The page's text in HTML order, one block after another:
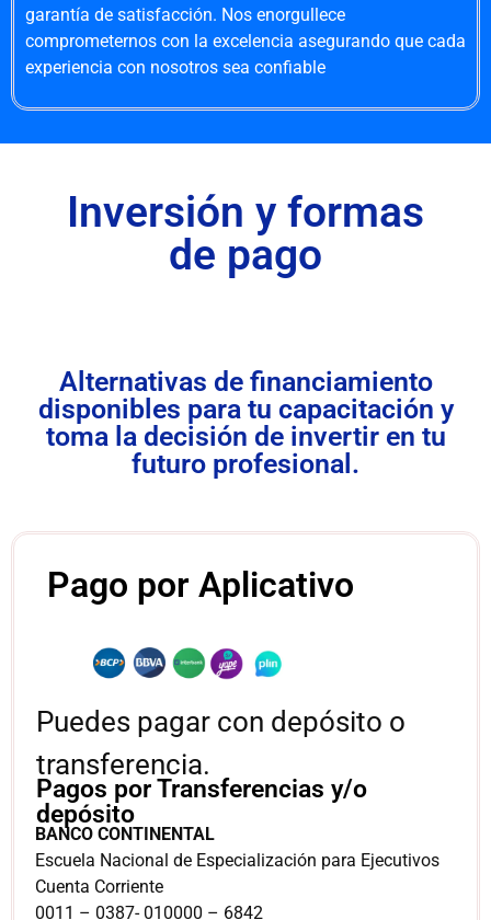
garantía de satisfacción. Nos enorgullece
comprometernos con la excelencia asegurando que cada
experiencia con nosotros sea confiable
Inversión y formas
de pago
Alternativas de financiamiento
disponibles para tu capacitación y
toma la decisión de invertir en tu
futuro profesional.
Pago por Aplicativo
Puedes pagar con depósito o
transferencia.
BANCO CONTINENTAL
Escuela Nacional de Especialización para Ejecutivos
Cuenta Corriente
0011 – 0387- 010000 – 6842
Pagos por Transferencias y/o
depósito